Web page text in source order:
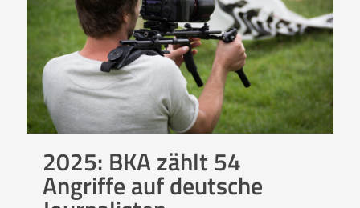
2025: BKA zählt 54
Angriffe auf deutsche